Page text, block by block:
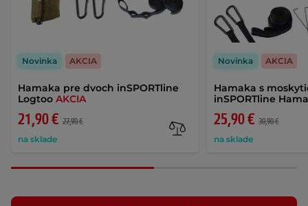
Hamaka pre dvoch inSPORTline
Logtoo AKCIA
21,90 € 27,90 €
na sklade
Novinka AKCIA
Hamaka s
inSPORTline
25,90 € 30,90 €
na sklade
Novinka AKCIA